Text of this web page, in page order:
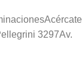
3297Av.